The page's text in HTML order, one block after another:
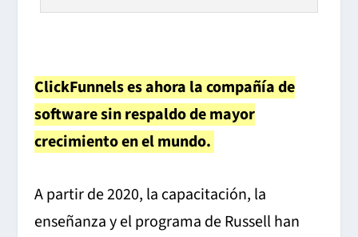
ClickFunnels es ahora la compañía de
software sin respaldo de mayor
crecimiento en el mundo.
A partir de 2020, la capacitación, la
enseñanza y el programa de Russell han